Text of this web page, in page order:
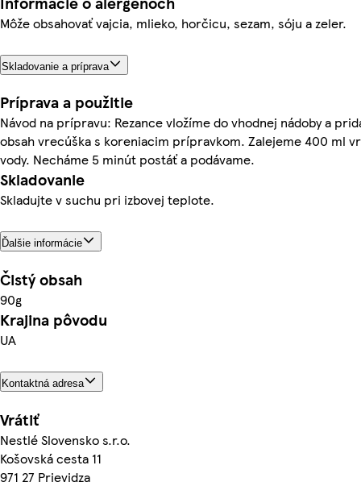
Môže obsahovať vajcia, mlieko, horčicu, sezam, sóju a zeler.
Skladovanie a príprava
Príprava a použitie
Návod na prípravu: Rezance vložíme do vhodnej nádoby a
obsah vrecúška s koreniacim prípravkom. Zalejeme 400 ml
vody. Necháme 5 minút postáť a podávame.
Skladovanie
Skladujte v suchu pri izbovej teplote.
Ďalšie informácie
Čistý obsah
90g
Krajina pôvodu
UA
Kontaktná adresa
Vrátiť
Nestlé Slovensko s.r.o.
Košovská cesta 11
971 27 Prievidza